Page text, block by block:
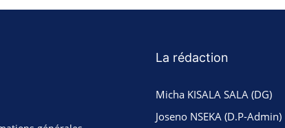
La rédaction
Micha KISALA SALA (DG)
Joseno NSEKA (D.P-Admin)